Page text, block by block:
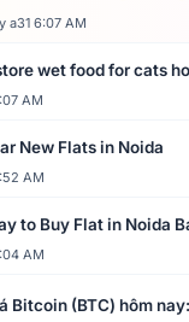
a31 6:07 AM
wet food for cats
AM
New Flats in Noida
AM
to Buy Flat in Noida
AM
Bitcoin (BTC) hôm